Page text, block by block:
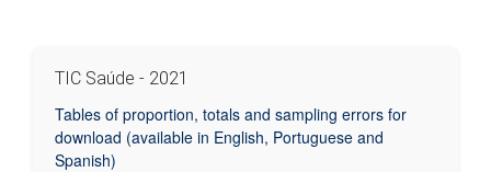
TIC Saúde - 2021
Tables of proportion, totals and sampling errors for
download (available in English, Portuguese and
Spanish)